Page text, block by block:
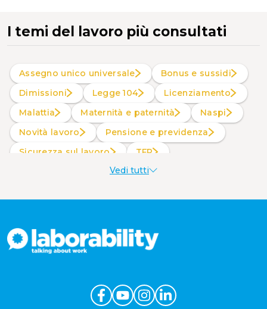
I temi del lavoro più consultati
Assegno unico universale
Bonus e sussidi
Dimissioni
Legge 104
Licenziamento
Malattia
Maternità e paternità
Naspi
Novità lavoro
Pensione e previdenza
Sicurezza sul lavoro
TFR
Vedi tutti